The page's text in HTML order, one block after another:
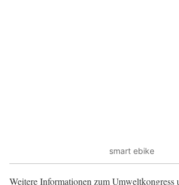
smart ebike
Weitere Informationen zum Umweltkongress